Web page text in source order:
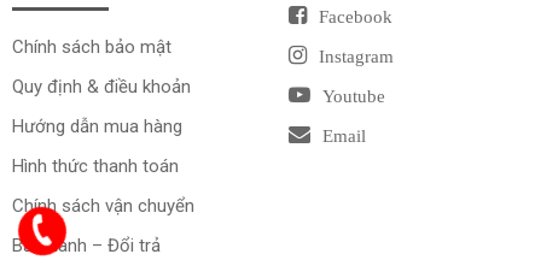
Chính sách bảo mật
Quy định & điều khoản
Hướng dẫn mua hàng
Hình thức thanh toán
Chính sách vận chuyển
Bảo hành – Đổi trả
Facebook
Instagram
Youtube
Email